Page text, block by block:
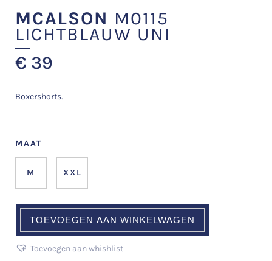
MCALSON M0115
LICHTBLAUW UNI
€ 39
Boxershorts.
MAAT
M XXL
TOEVOEGEN AAN WINKELWAGEN
Toevoegen aan whishlist